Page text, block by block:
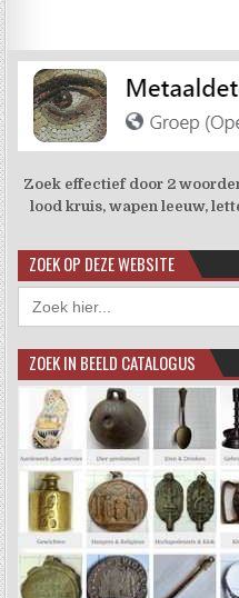
Zoek effectief door 2
lood kruis, wapen leeuw,
ZOEK OP DEZE WEBSITE
Zoek
naar:
ZOEK IN BEELD CATALOGUS